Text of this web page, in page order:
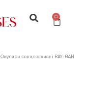
0
Окуляри сонцезахисні RAY-BAN